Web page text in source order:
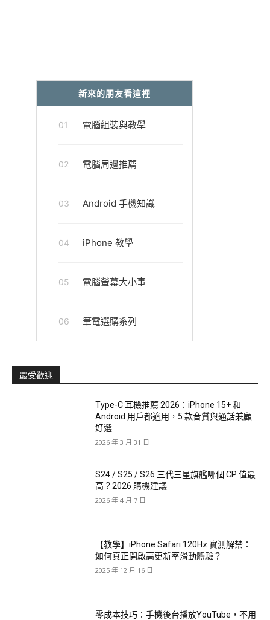
新來的朋友看這裡
01 電腦組裝與教學
02 電腦周邊推薦
03 Android 手機知識
04 iPhone 教學
05 電腦螢幕大小事
06 筆電選購系列
最受歡迎
Type-C 耳機推薦 2026：iPhone 15+ 和
Android 用戶都適用，5 款音質與通話兼顧
好選
2026 年 3 月 31 日
S24 / S25 / S26 三代三星旗艦哪個 CP 值最
高？2026 購機建議
2026 年 4 月 7 日
【教學】iPhone Safari 120Hz 實測解禁：
如何真正開啟高更新率滑動體驗？
2025 年 12 月 16 日
零成本技巧：手機後台播放YouTube，不用